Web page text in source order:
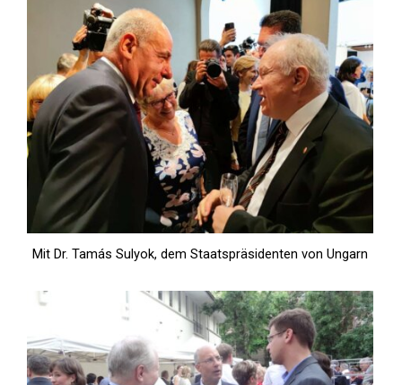
Mit Dr. Tamás Sulyok, dem Staatspräsidenten von Ungarn